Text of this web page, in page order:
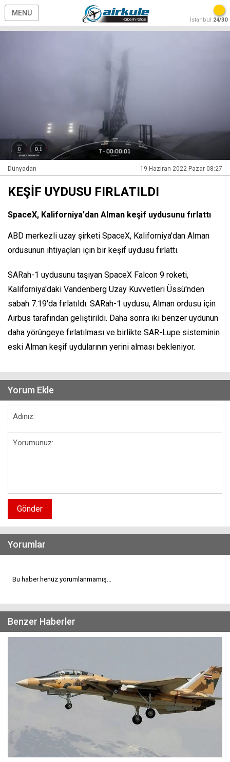
MENÜ
İstanbul 24/30
Dünyadan 19 Haziran 2022 Pazar 08:27
KEŞİF UYDUSU FIRLATILDI
SpaceX, Kaliforniya'dan Alman keşif uydusunu fırlattı
ABD merkezli uzay şirketi SpaceX, Kaliforniya'dan Alman
ordusunun ihtiyaçları için bir keşif uydusu fırlattı.
SARah-1 uydusunu taşıyan SpaceX Falcon 9 roketi,
Kaliforniya'daki Vandenberg Uzay Kuvvetleri Üssü'nden
sabah 7.19'da fırlatıldı. SARah-1 uydusu, Alman ordusu için
Airbus tarafından geliştirildi. Daha sonra iki benzer uydunun
daha yörüngeye fırlatılması ve birlikte SAR-Lupe sisteminin
eski Alman keşif uydularının yerini alması bekleniyor.
Yorum Ekle
Gönder
Yorumlar
Bu haber henüz yorumlanmamış...
Benzer Haberler